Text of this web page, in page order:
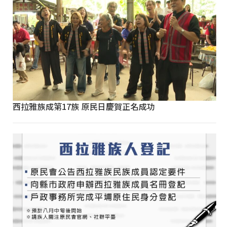
西拉雅族成第17族 原民日慶賀正名成功